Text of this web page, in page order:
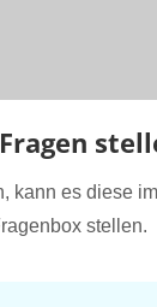
kann es diese
stellen.